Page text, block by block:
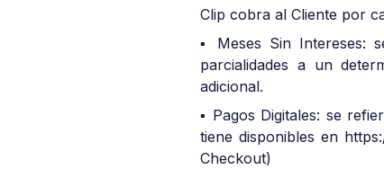
Clip cobra al Cliente por
▪ Meses Sin Intereses:
parcialidades a un
adicional.
▪ Pagos Digitales: se
tiene disponibles en
Checkout)